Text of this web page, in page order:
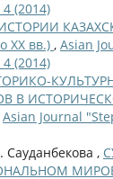
(2014)
XX вв.) , Asian
(2014)
В
Asian Journal
,